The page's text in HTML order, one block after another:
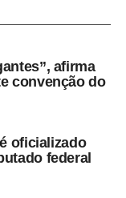
afirma
convenção do
oficializado
federal